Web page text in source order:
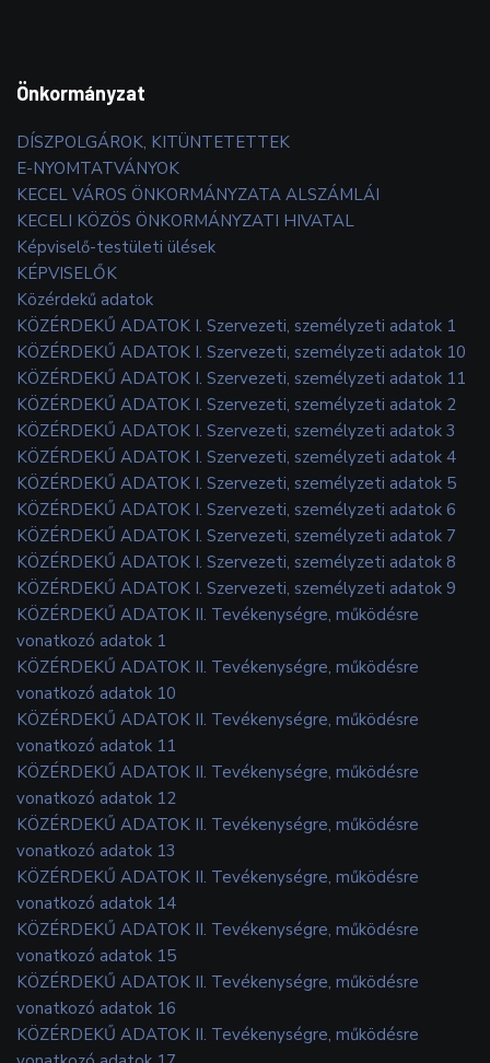
Önkormányzat
DÍSZPOLGÁROK, KITÜNTETETTEK
E-NYOMTATVÁNYOK
KECEL VÁROS ÖNKORMÁNYZATA ALSZÁMLÁI
KECELI KÖZÖS ÖNKORMÁNYZATI HIVATAL
Képviselő-testületi ülések
KÉPVISELŐK
Közérdekű adatok
KÖZÉRDEKŰ ADATOK I. Szervezeti, személyzeti adatok 1
KÖZÉRDEKŰ ADATOK I. Szervezeti, személyzeti adatok 10
KÖZÉRDEKŰ ADATOK I. Szervezeti, személyzeti adatok 11
KÖZÉRDEKŰ ADATOK I. Szervezeti, személyzeti adatok 2
KÖZÉRDEKŰ ADATOK I. Szervezeti, személyzeti adatok 3
KÖZÉRDEKŰ ADATOK I. Szervezeti, személyzeti adatok 4
KÖZÉRDEKŰ ADATOK I. Szervezeti, személyzeti adatok 5
KÖZÉRDEKŰ ADATOK I. Szervezeti, személyzeti adatok 6
KÖZÉRDEKŰ ADATOK I. Szervezeti, személyzeti adatok 7
KÖZÉRDEKŰ ADATOK I. Szervezeti, személyzeti adatok 8
KÖZÉRDEKŰ ADATOK I. Szervezeti, személyzeti adatok 9
KÖZÉRDEKŰ ADATOK II. Tevékenységre, működésre
vonatkozó adatok 1
KÖZÉRDEKŰ ADATOK II. Tevékenységre, működésre
vonatkozó adatok 10
KÖZÉRDEKŰ ADATOK II. Tevékenységre, működésre
vonatkozó adatok 11
KÖZÉRDEKŰ ADATOK II. Tevékenységre, működésre
vonatkozó adatok 12
KÖZÉRDEKŰ ADATOK II. Tevékenységre, működésre
vonatkozó adatok 13
KÖZÉRDEKŰ ADATOK II. Tevékenységre, működésre
vonatkozó adatok 14
KÖZÉRDEKŰ ADATOK II. Tevékenységre, működésre
vonatkozó adatok 15
KÖZÉRDEKŰ ADATOK II. Tevékenységre, működésre
vonatkozó adatok 16
KÖZÉRDEKŰ ADATOK II. Tevékenységre, működésre